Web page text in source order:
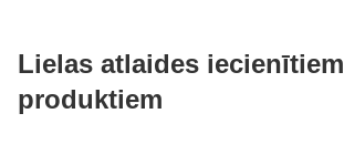
Lielas atlaides iecienītiem
produktiem